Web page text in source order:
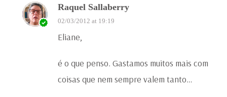
Raquel Sallaberry
02/03/2012 at 19:19
Eliane,
é o que penso. Gastamos muitos mais com
coisas que nem sempre valem tanto…